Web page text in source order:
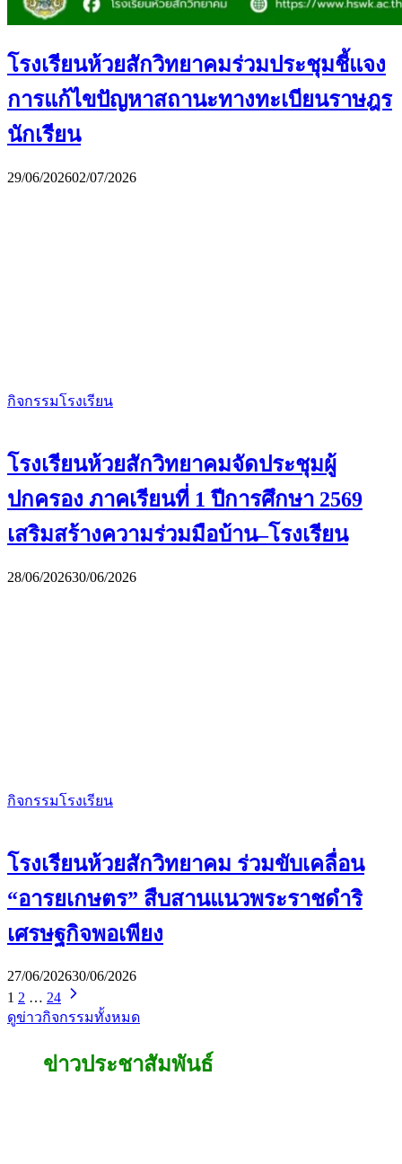
โรงเรียนห้วยสักวิทยาคมร่วมประชุมชี้แจง
การแก้ไขปัญหาสถานะทางทะเบียนราษฎร
นักเรียน
29/06/202602/07/2026
กิจกรรมโรงเรียน
โรงเรียนห้วยสักวิทยาคมจัดประชุมผู้
ปกครอง ภาคเรียนที่ 1 ปีการศึกษา 2569
เสริมสร้างความร่วมมือบ้าน–โรงเรียน
28/06/202630/06/2026
กิจกรรมโรงเรียน
โรงเรียนห้วยสักวิทยาคม ร่วมขับเคลื่อน
“อารยเกษตร” สืบสานแนวพระราชดำริ
เศรษฐกิจพอเพียง
27/06/202630/06/2026
1 2 … 24
ดูข่าวกิจกรรมทั้งหมด
ข่าวประชาสัมพันธ์